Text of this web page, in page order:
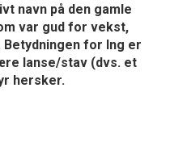
navn på den gamle
var gud for vekst,
for Ing er
lanse/stav (dvs. et
hersker.